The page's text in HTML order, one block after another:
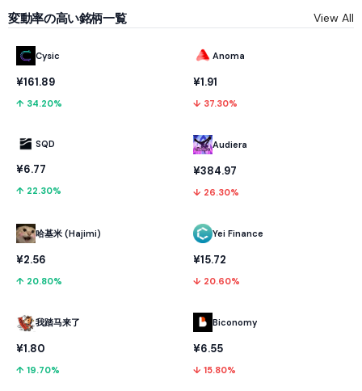
変動率の高い銘柄一覧 View All
Cysic
¥161.89
↑ 34.20%
SQD
¥6.77
↑ 22.30%
哈基米 (Hajimi)
¥2.56
↑ 20.80%
我踏马来了
¥1.80
↑ 19.70%
Anoma
¥1.91
↓ 37.30%
Audiera
¥384.97
↓ 26.30%
Yei Finance
¥15.72
↓ 20.60%
Biconomy
¥6.55
↓ 15.80%